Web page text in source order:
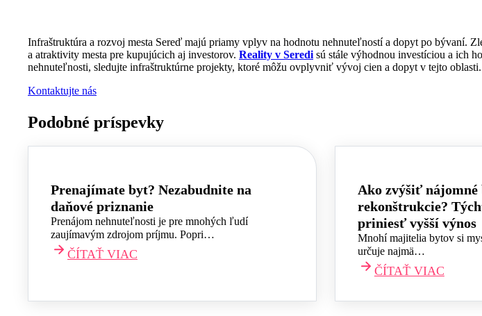
Infraštruktúra a rozvoj mesta Sereď majú priamy vplyv na hodnotu nehnuteľností a dopyt po bývaní.
a atraktivity mesta pre kupujúcich aj investorov. Reality v Seredi sú stále výhodnou investíciou a ich
nehnuteľnosti, sledujte infraštruktúrne projekty, ktoré môžu ovplyvniť vývoj cien a dopyt v tejto oblasti.
Kontaktujte nás
Podobné príspevky
Prenajímate byt? Nezabudnite na
daňové priznanie
Prenájom nehnuteľnosti je pre mnohých ľudí
zaujímavým zdrojom príjmu. Popri…
ČÍTAŤ VIAC
Ako zvýšiť nájomné
rekonštrukcie?
priniesť vyšší výnos
Mnohí majitelia bytov si
určuje najmä…
ČÍTAŤ VIAC